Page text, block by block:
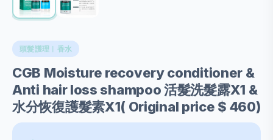
頭髮護理︱香水
CGB Moisture recovery conditioner &
Anti hair loss shampoo 活髮洗髮露X1 &
水分恢復護髮素X1( Original price $ 460)